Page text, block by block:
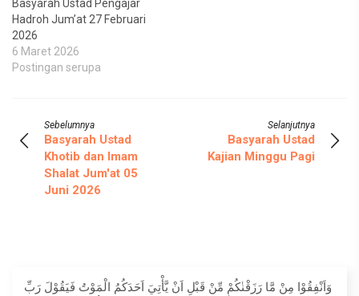
Basyarah Ustad Pengajar
Hadroh Jum’at 27 Februari
2026
6 Maret 2026
Postingan serupa
Sebelumnya
Basyarah Ustad
Khotib dan Imam
Shalat Jum'at 05
Juni 2026
Selanjutnya
Basyarah Ustad
Kajian Minggu Pagi
وَاَنْفِقُوْا مِنْ مَّا رَزَقْنٰكُمْ مِّنْ قَبْلِ اَنْ يَّأْتِيَ اَحَدَكُمُ الْمَوْتُ فَيَقُوْلَ رَبِّ